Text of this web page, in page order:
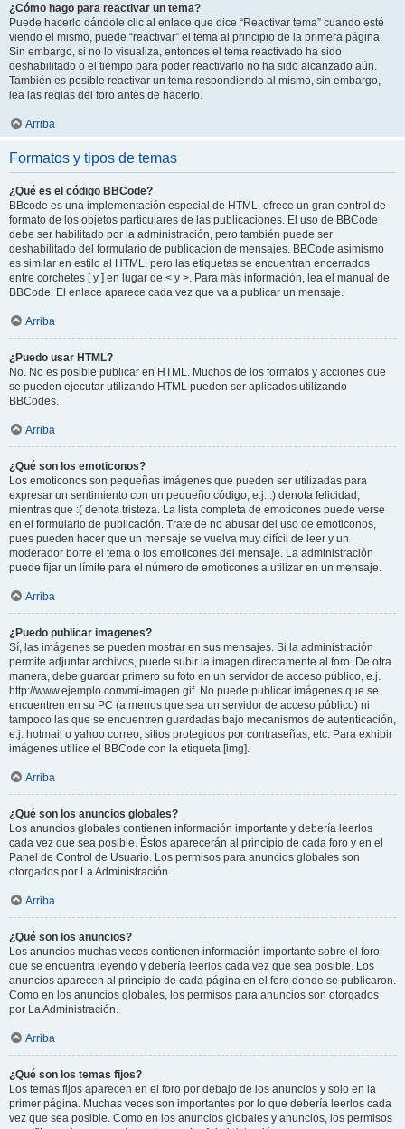
¿Cómo hago para reactivar un tema?
Puede hacerlo dándole clic al enlace que dice “Reactivar tema” cuando esté
viendo el mismo, puede “reactivar” el tema al principio de la primera página.
Sin embargo, si no lo visualiza, entonces el tema reactivado ha sido
deshabilitado o el tiempo para poder reactivarlo no ha sido alcanzado aún.
También es posible reactivar un tema respondiendo al mismo, sin embargo,
lea las reglas del foro antes de hacerlo.
Arriba
Formatos y tipos de temas
¿Qué es el código BBCode?
BBcode es una implementación especial de HTML, ofrece un gran control de
formato de los objetos particulares de las publicaciones. El uso de BBCode
debe ser habilitado por la administración, pero también puede ser
deshabilitado del formulario de publicación de mensajes. BBCode asimismo
es similar en estilo al HTML, pero las etiquetas se encuentran encerrados
entre corchetes [ y ] en lugar de < y >. Para más información, lea el manual de
BBCode. El enlace aparece cada vez que va a publicar un mensaje.
Arriba
¿Puedo usar HTML?
No. No es posible publicar en HTML. Muchos de los formatos y acciones que
se pueden ejecutar utilizando HTML pueden ser aplicados utilizando
BBCodes.
Arriba
¿Qué son los emoticonos?
Los emoticonos son pequeñas imágenes que pueden ser utilizadas para
expresar un sentimiento con un pequeño código, e.j. :) denota felicidad,
mientras que :( denota tristeza. La lista completa de emoticones puede verse
en el formulario de publicación. Trate de no abusar del uso de emoticonos,
pues pueden hacer que un mensaje se vuelva muy difícil de leer y un
moderador borre el tema o los emoticones del mensaje. La administración
puede fijar un límite para el número de emoticones a utilizar en un mensaje.
Arriba
¿Puedo publicar imagenes?
Sí, las imágenes se pueden mostrar en sus mensajes. Si la administración
permite adjuntar archivos, puede subir la imagen directamente al foro. De otra
manera, debe guardar primero su foto en un servidor de acceso público, e.j.
http://www.ejemplo.com/mi-imagen.gif. No puede publicar imágenes que se
encuentren en su PC (a menos que sea un servidor de acceso público) ni
tampoco las que se encuentren guardadas bajo mecanismos de autenticación,
e.j. hotmail o yahoo correo, sitios protegidos por contraseñas, etc. Para exhibir
imágenes utilice el BBCode con la etiqueta [img].
Arriba
¿Qué son los anuncios globales?
Los anuncios globales contienen información importante y debería leerlos
cada vez que sea posible. Éstos aparecerán al principio de cada foro y en el
Panel de Control de Usuario. Los permisos para anuncios globales son
otorgados por La Administración.
Arriba
¿Qué son los anuncios?
Los anuncios muchas veces contienen información importante sobre el foro
que se encuentra leyendo y debería leerlos cada vez que sea posible. Los
anuncios aparecen al principio de cada página en el foro donde se publicaron.
Como en los anuncios globales, los permisos para anuncios son otorgados
por La Administración.
Arriba
¿Qué son los temas fijos?
Los temas fijos aparecen en el foro por debajo de los anuncios y solo en la
primer página. Muchas veces son importantes por lo que debería leerlos cada
vez que sea posible. Como en los anuncios globales y anuncios, los permisos